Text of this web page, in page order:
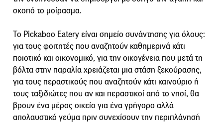
σκοπό το μοίρασμα.
Το Pickaboo Eatery είναι σημείο συνάντησης για όλους:
για τους φοιτητές που αναζητούν καθημερινά κάτι
ποιοτικό και οικονομικό, για την οικογένεια που μετά τη
βόλτα στην παραλία χρειάζεται μια στάση ξεκούρασης,
για τους περαστικούς που αναζητούν κάτι καινούριο ή
τους ταξιδιώτες που αν και περαστικοί από το νησί, θα
βρουν ένα μέρος οικείο για ένα γρήγορο αλλά
απολαυστικό γεύμα πριν συνεχίσουν την περιπλάνησή